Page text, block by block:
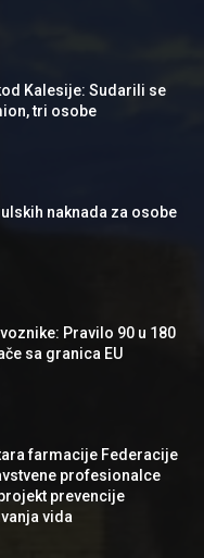
Kalesije: Sudarili se
tri osobe
naknada za osobe
Pravilo 90 u 180
sa granica EU
farmacije Federacije
profesionalce
prevencije
vida